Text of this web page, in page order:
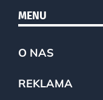
MENU
O NAS
REKLAMA